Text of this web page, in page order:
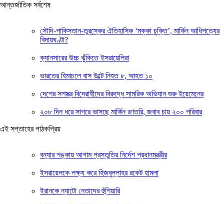
আন্তর্জাতিক সর্বশেষ
সৌদি-পাকিস্তান-তুরস্কের ঐতিহাসিক ‘মক্কা চুক্তি’, মার্কিন আধিপত্যের
বিদায়ঘণ্টা?
ক্যানসারের উচ্চ ঝুঁকিতে ইসরায়েলিরা
ভারতের হিমাচলে বাস উল্টে নিহত ৮, আহত ১০
দেশের সশস্ত্র বিদ্রোহীদের বিরুদ্ধে সামরিক অভিযান শুরু ইয়েমেনের
২০৮ দিন ধরে সাগরে ভাসছে মার্কিন রণতরি, জবাব চায় ২০০ পরিবার
এই সপ্তাহের পাঠকপ্রিয়
বন্যার শঙ্কায় আগাম প্রস্তুতির নির্দেশ প্রধানমন্ত্রীর
ইসরায়েলকে লক্ষ্য করে হিজবুল্লাহর রকেট হামলা
ইরানকে ন্যাটো নেতাদের হুঁশিয়ারি